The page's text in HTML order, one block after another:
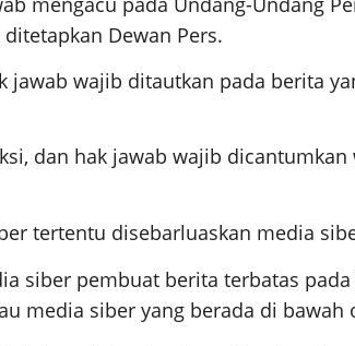
Dewan Pers.
jawab wajib ditautkan pada berita
dan hak jawab wajib
tertentu disebarluaskan media
siber pembuat berita terbatas
media siber yang berada di bawah